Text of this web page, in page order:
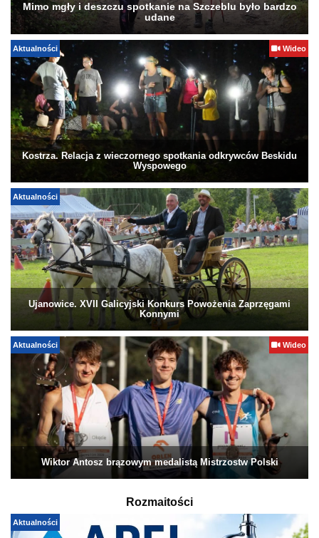
Mimo mgły i deszczu spotkanie na Szczeblu było bardzo
udane
Aktualności Wideo
Kostrza. Relacja z wieczornego spotkania odkrywców Beskidu
Wyspowego
Aktualności
Ujanowice. XVII Galicyjski Konkurs Powożenia Zaprzęgami
Konnymi
Aktualności Wideo
Wiktor Antosz brązowym medalistą Mistrzostw Polski
Rozmaitości
Aktualności